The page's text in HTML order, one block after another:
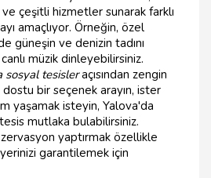
çeşitli hizmetler sunarak farklı
amaçlıyor. Örneğin, özel
güneşin ve denizin tadını
müzik dinleyebilirsiniz.
sosyal tesisleraçısından zengin
bir seçenek arayın, ister
yaşamak isteyin, Yalova'da
mutlaka bulabilirsiniz.
yaptırmak özellikle
garantilemek için